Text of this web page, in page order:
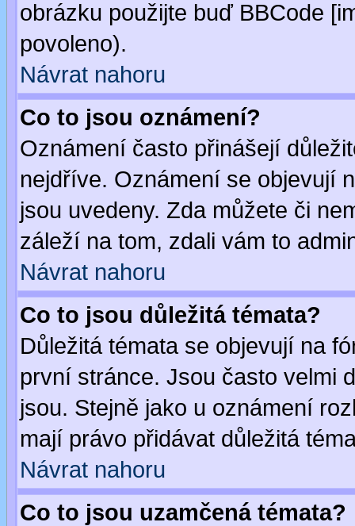
obrázku použijte buď BBCode
povoleno).
Návrat nahoru
Co to jsou oznámení?
Oznámení často přinášejí
nejdříve. Oznámení se objevují
jsou uvedeny. Zda můžete či
záleží na tom, zdali vám to
Návrat nahoru
Co to jsou důležitá témata?
Důležitá témata se objevují na
první stránce. Jsou často velmi
jsou. Stejně jako u oznámení
mají právo přidávat důležitá
Návrat nahoru
Co to jsou uzamčená témata?